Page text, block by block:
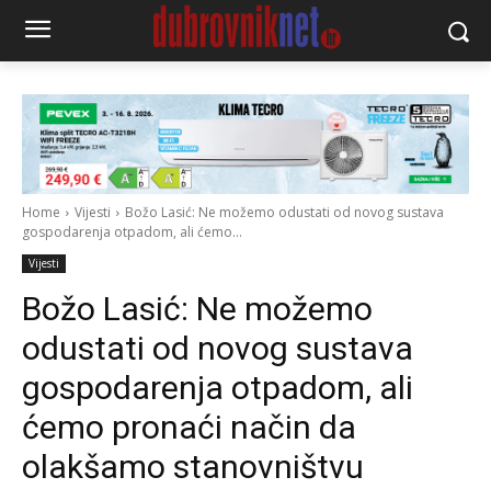
Home Vijesti
Božo Lasić: Ne možemo odustati od novog sustava
gospodarenja otpadom, ali ćemo...
Vijesti
Božo Lasić: Ne možemo
odustati od novog sustava
gospodarenja otpadom, ali
ćemo pronaći način da
olakšamo stanovništvu